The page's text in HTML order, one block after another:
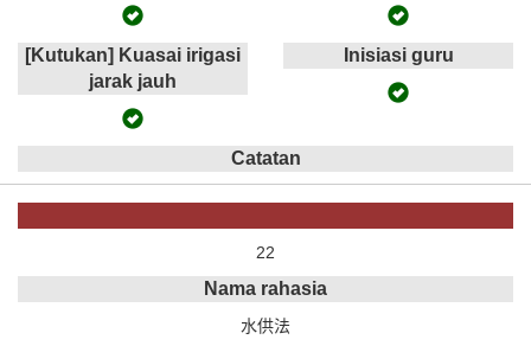
[Kutukan] Kuasai irigasi
jarak jauh
Inisiasi guru
Catatan
22
Nama rahasia
水供法